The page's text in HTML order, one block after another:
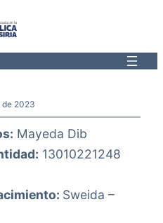
de 2023
Mayeda Dib
13010221248
Sweida –